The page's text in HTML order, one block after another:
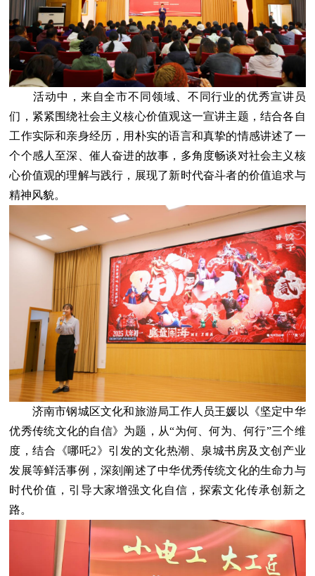
活动中，来自全市不同领域、不同行业的优秀宣讲员
们，紧紧围绕社会主义核心价值观这一宣讲主题，结合各自
工作实际和亲身经历，用朴实的语言和真挚的情感讲述了一
个个感人至深、催人奋进的故事，多角度畅谈对社会主义核
心价值观的理解与践行，展现了新时代奋斗者的价值追求与
精神风貌。
济南市钢城区文化和旅游局工作人员王媛以《坚定中华
优秀传统文化的自信》为题，从“为何、何为、何行”三个维
度，结合《哪吒2》引发的文化热潮、泉城书房及文创产业
发展等鲜活事例，深刻阐述了中华优秀传统文化的生命力与
时代价值，引导大家增强文化自信，探索文化传承创新之
路。